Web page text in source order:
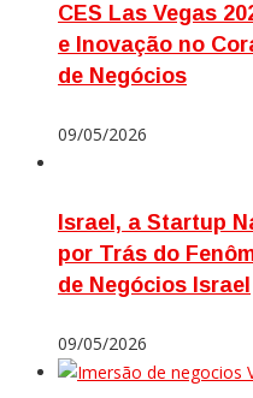
CES Las Vegas
e Inovação no
de Negócios
09/05/2026
Israel, a Startup
por Trás do
de Negócios Israel
09/05/2026